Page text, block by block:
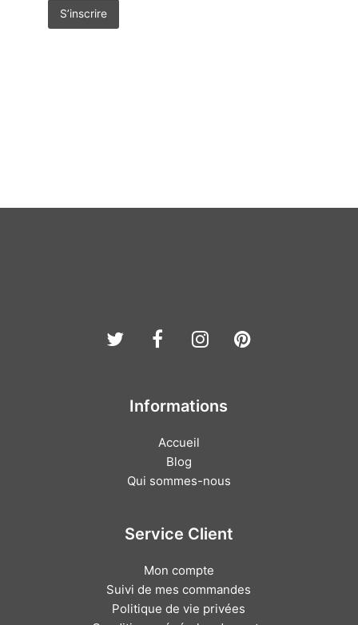
S’inscrire
TwitterFacebook
Instagram
Pinterest
Informations
Accueil
Blog
Qui sommes-nous
Service Client
Mon compte
Suivi de mes commandes
Politique de vie privées